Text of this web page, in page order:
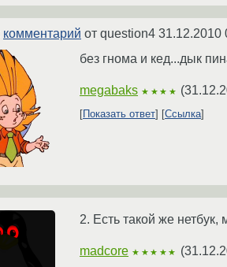
комментарий от question4 31.12.2010
без гнома и кед...дык
megabaks ★★★★ (
Показать ответ Ссылка
2. Есть такой же
madcore ★★★★★ (